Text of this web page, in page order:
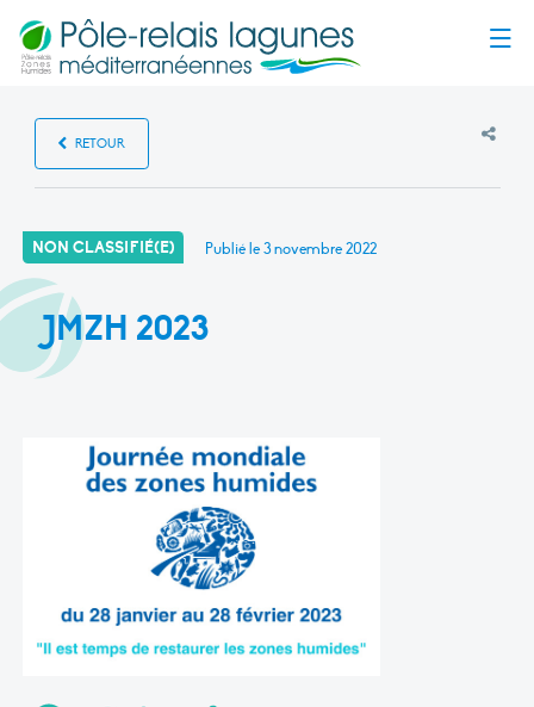
RETOUR
NON CLASSIFIÉ(E) Publié le3 novembre 2022
JMZH 2023